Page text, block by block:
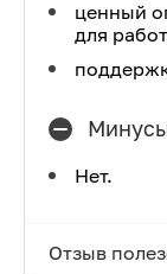
ценный
для
Нет.
Отзыв